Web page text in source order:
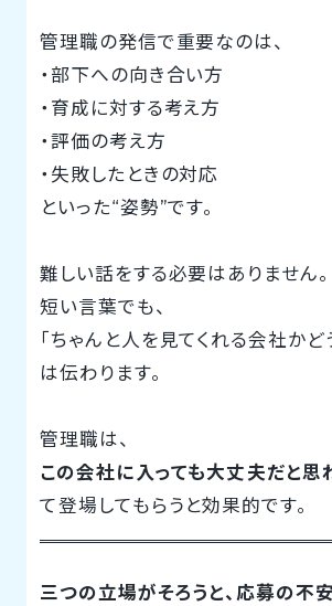
管理職の発信で重要なのは、
・部下への向き合い方
・育成に対する考え方
・評価の考え方
・失敗したときの対応
といった“姿勢”です。
難しい話をする必要はありません。
短い言葉でも、
「ちゃんと人を見てくれる会社かど
は伝わります。
管理職は、
この会社に入っても大丈夫だと思
て登場してもらうと効果的です。
三つの立場がそろうと、応募の不